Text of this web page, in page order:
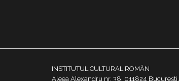
INSTITUTUL CULTURAL ROMÂN
Aleea Alexandru nr. 38, 011824 București,